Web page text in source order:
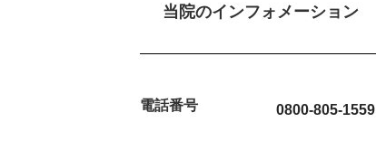
当院のインフォメーション
電話番号 0800-805-1559